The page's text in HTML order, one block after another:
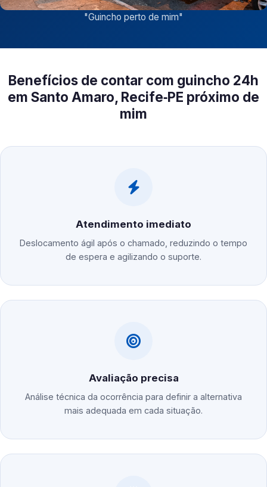
"Guincho perto de mim"
Benefícios de contar com guincho 24h
em Santo Amaro, Recife‑PE próximo de
mim
Atendimento imediato
Deslocamento ágil após o chamado, reduzindo o tempo
de espera e agilizando o suporte.
Avaliação precisa
Análise técnica da ocorrência para definir a alternativa
mais adequada em cada situação.